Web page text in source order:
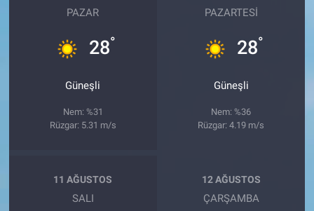
PAZAR
28°
Güneşli
Nem: %31
Rüzgar: 5.31 m/s
PAZARTESI
28°
Güneşli
Nem: %36
Rüzgar: 4.19 m/s
11 AĞUSTOS
SALI
12 AĞUSTOS
ÇARŞAMBA